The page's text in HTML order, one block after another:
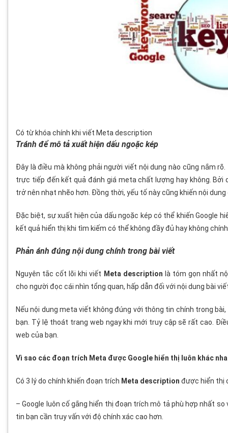
Có từ khóa chính khi viết Meta description
Tránh để mô tả xuất hiện dấu ngoặc kép
Đây là điều mà không phải người viết nội dung nào cũng nắm
trực tiếp đến kết quả đánh giá meta chất lượng hay không.
trở nên nhạt nhẽo hơn. Đồng thời, yếu tố này cũng khiến nội
Đặc biệt, sự xuất hiện của dấu ngoặc kép có thể khiến Google
kết quả hiển thị khi tìm kiếm có thể không đầy đủ hay không
Phản ánh đúng nội dung chính trong bài viết
Nguyên tắc cốt lõi khi viết Meta description là tóm gọn nhất
cho người đọc cái nhìn tổng quan, hấp dẫn đối với nội dung bài
Nếu nội dung meta viết không đúng với thông tin chính trong
bạn. Tỷ lệ thoát trang web ngay khi mới truy cập sẽ rất cao.
web của bạn.
Vì sao các đoạn trích Meta được Google hiển thị luôn khác
Có 3 lý do chính khiến đoạn trích Meta description được hiển thị
– Google luôn cố gắng hiển thị đoạn trích mô tả phù hợp nhất
tin bạn cần truy vấn với độ chính xác cao hơn.